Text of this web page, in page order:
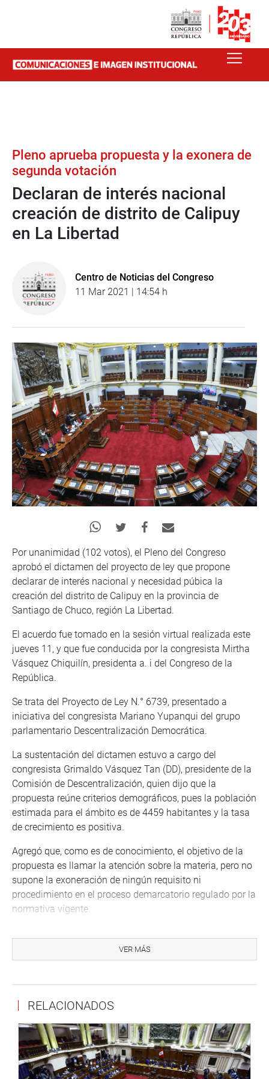
Pleno aprueba propuesta y la exonera de
segunda votación
Declaran de interés nacional
creación de distrito de Calipuy
en La Libertad
Centro de Noticias del Congreso
11 Mar 2021 | 14:54 h
Por unanimidad (102 votos), el Pleno del Congreso
aprobó el dictamen del proyecto de ley que propone
declarar de interés nacional y necesidad púbica la
creación del distrito de Calipuy en la provincia de
Santiago de Chuco, región La Libertad.
El acuerdo fue tomado en la sesión virtual realizada este
jueves 11, y que fue conducida por la congresista Mirtha
Vásquez Chiquilín, presidenta a. i del Congreso de la
República.
Se trata del Proyecto de Ley N.° 6739, presentado a
iniciativa del congresista Mariano Yupanqui del grupo
parlamentario Descentralización Democrática.
La sustentación del dictamen estuvo a cargo del
congresista Grimaldo Vásquez Tan (DD), presidente de la
Comisión de Descentralización, quien dijo que la
propuesta reúne criterios demográficos, pues la población
estimada para el ámbito es de 4459 habitantes y la tasa
de crecimiento es positiva.
Agregó que, como es de conocimiento, el objetivo de la
propuesta es llamar la atención sobre la materia, pero no
supone la exoneración de ningún requisito ni
procedimiento en el proceso demarcatorio regulado por la
normativa vigente.
de una propuesta largamente esperada por su población
que por años ha visto postergada la satisfacción de sus
“Estamos convencidos de que la conversión y calificación
del centro poblado de Calipuy, en el distrito del mismo
nombre, va a permitir una paulatina mejora de las
condiciones sociales y económicas de sus ciudadanos
quienes van a tener acceso a mejores servicios básicos y,
por ende, una serie de necesidades podrán ser atendidas
VER MÁS
RELACIONADOS